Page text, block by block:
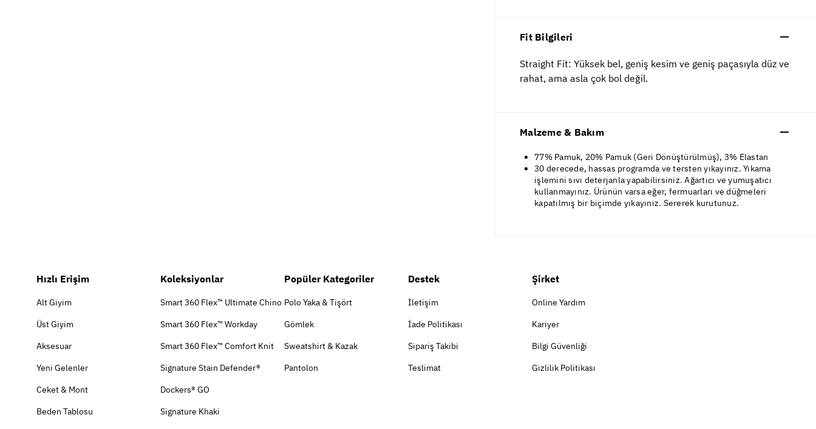
Fit Bilgileri
Straight Fit: Yüksek bel, geniş kesim ve geniş paçasıyla düz ve
rahat, ama asla çok bol değil.
Malzeme & Bakım
77% Pamuk, 20% Pamuk (Geri Dönüştürülmüş), 3% Elastan
30 derecede, hassas programda ve tersten yıkayınız. Yıkama
işlemini sıvı deterjanla yapabilirsiniz. Ağartıcı ve yumuşatıcı
kullanmayınız. Ürünün varsa eğer, fermuarları ve düğmeleri
kapatılmış bir biçimde yıkayınız. Sererek kurutunuz.
Hızlı Erişim
Alt Giyim
Üst Giyim
Aksesuar
Yeni Gelenler
Ceket & Mont
Beden Tablosu
Koleksiyonlar
Smart 360 Flex™ Ultimate Chino
Smart 360 Flex™ Workday
Smart 360 Flex™ Comfort Knit
Signature Stain Defender®
Dockers® GO
Signature Khaki
Popüler Kategoriler
Polo Yaka & Tişört
Gömlek
Sweatshirt & Kazak
Pantolon
Destek
İletişim
İade Politikası
Sipariş Takibi
Teslimat
Şirket
Online Yardım
Kariyer
Bilgi Güvenliği
Gizlilik Politikası